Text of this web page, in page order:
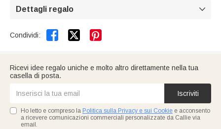
Dettagli regalo 
Condividi:  
Ricevi idee regalo uniche e molto altro direttamente nella tua
casella di posta.
Iscriviti
Ho letto e compreso la Politica sulla Privacy e sui Cookie e acconsento
a ricevere comunicazioni commerciali personalizzate da Callie via
email.